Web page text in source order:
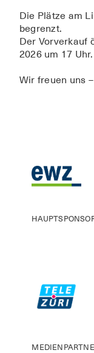
Die Plätze am
begrenzt.
Der Vorverkauf
2026 um 17 Uhr.
Wir freuen uns